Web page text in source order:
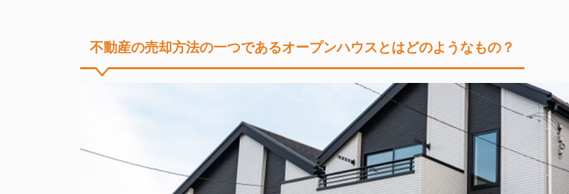
不動産の売却方法の一つであるオープンハウスとはどのようなもの？